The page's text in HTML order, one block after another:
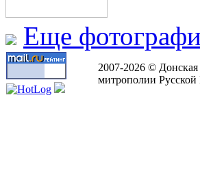
Еще
2007-2026 ©
митрополии